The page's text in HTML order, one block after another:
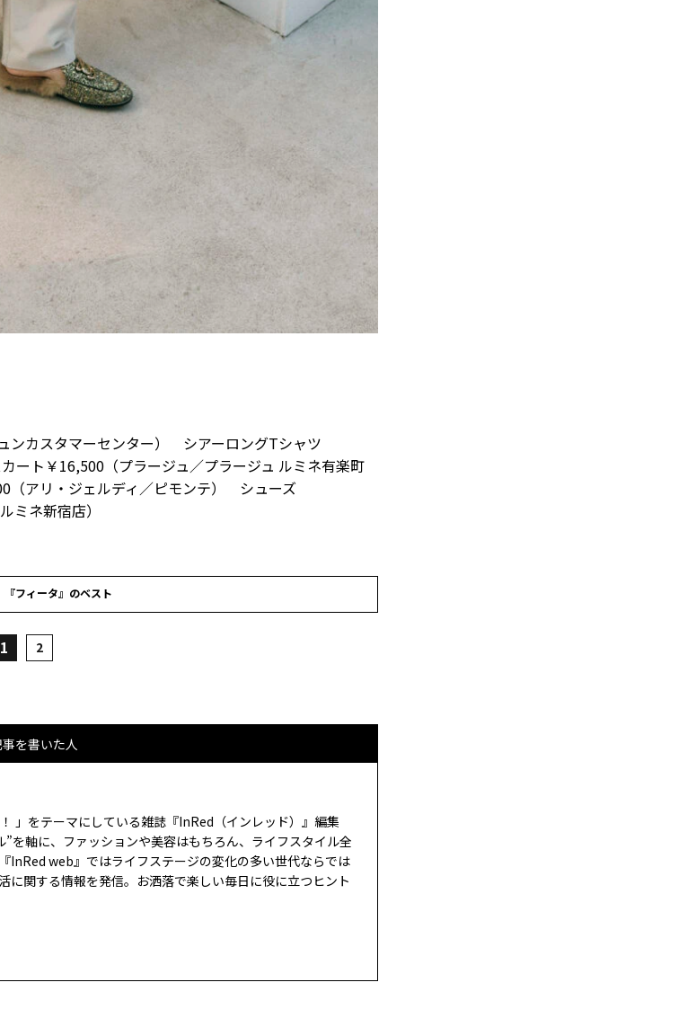
ンカスタマーセンター） シアーロングTシャツ
ト￥16,500（プラージュ／プラージュ ルミネ有楽町
アリ・ジェルディ／ピモンテ） シューズ
ミネ新宿店）
『フィータ』のベスト
1 2
を書いた人
」をテーマにしている雑誌『InRed（インレッド）』編集
”を軸に、ファッションや美容はもちろん、ライフスタイル全
InRed web』ではライフステージの変化の多い世代ならでは
に関する情報を発信。お洒落で楽しい毎日に役に立つヒント